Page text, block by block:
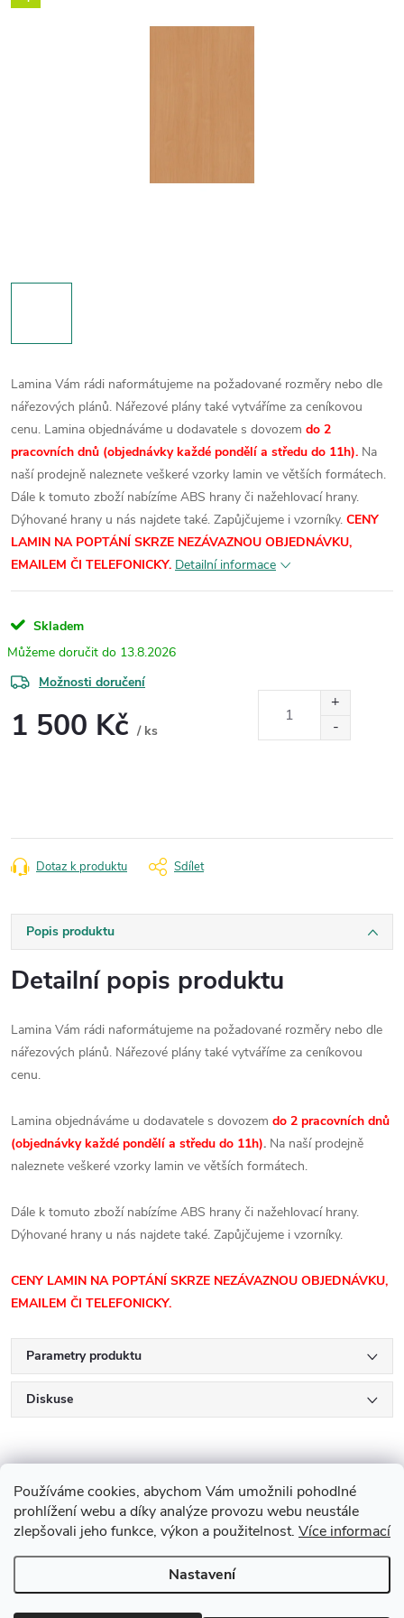
Používáme cookies, abychom Vám umožnili pohodlné
prohlížení webu a díky analýze provozu webu neustále
zlepšovali jeho funkce, výkon a použitelnost. Více informací
Nastavení
Lamina Vám rádi naformátujeme na požadované rozměry nebo dle
nářezových plánů. Nářezové plány také vytváříme za ceníkovou
cenu. Lamina objednáváme u dodavatele s dovozem do 2
pracovních dnů (objednávky každé pondělí a středu do 11h). Na
naší prodejně naleznete veškeré vzorky lamin ve větších formátech.
Dále k tomuto zboží nabízíme ABS hrany či nažehlovací hrany.
Dýhované hrany u nás najdete také. Zapůjčujeme i vzorníky. CENY
LAMIN NA POPTÁNÍ SKRZE NEZÁVAZNOU OBJEDNÁVKU,
EMAILEM ČI TELEFONICKY. Detailní informace
Skladem
13.8.2026
Možnosti doručení
1 500 Kč / ks
Dotaz k produktu Sdílet
Popis produktu
Detailní popis produktu
Lamina Vám rádi naformátujeme na požadované rozměry nebo dle
nářezových plánů. Nářezové plány také vytváříme za ceníkovou
cenu.
Lamina objednáváme u dodavatele s dovozem do 2 pracovních dnů
(objednávky každé pondělí a středu do 11h). Na naší prodejně
naleznete veškeré vzorky lamin ve větších formátech.
Dále k tomuto zboží nabízíme ABS hrany či nažehlovací hrany.
Dýhované hrany u nás najdete také. Zapůjčujeme i vzorníky.
CENY LAMIN NA POPTÁNÍ SKRZE NEZÁVAZNOU OBJEDNÁVKU,
EMAILEM ČI TELEFONICKY.
Parametry produktu
Diskuse
Z
á
Drevobis Horoměřice. Všechna práva vyhrazena.
nastavení cookies